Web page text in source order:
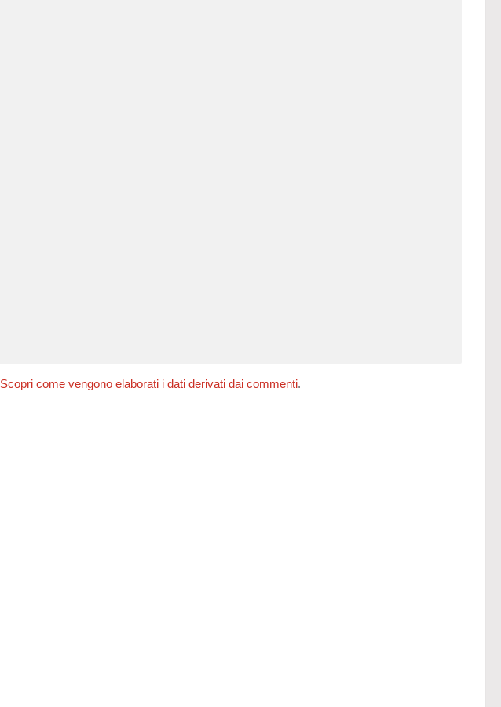
Scopri come vengono elaborati i dati derivati dai commenti.